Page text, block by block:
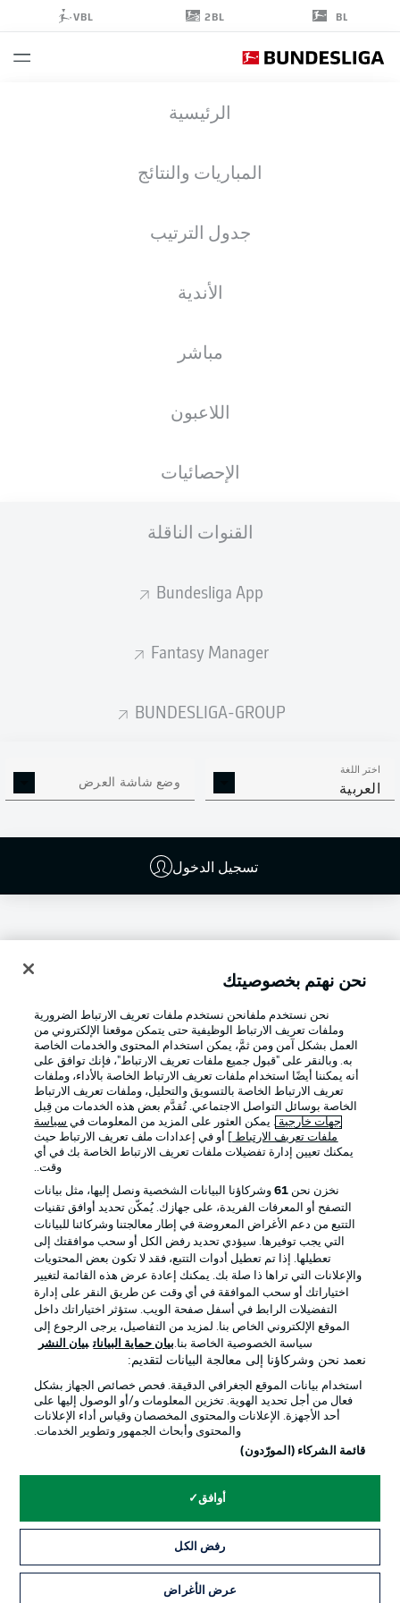
BL
2BL
VBL
الرئيسية
المباريات والنتائج
جدول الترتيب
الأندية
مباشر
اللاعبون
الإحصائيات
القنوات الناقلة
Bundesliga App
Fantasy Manager
BUNDESLIGA-GROUP
اختر اللغة
العربية وضع شاشة العرض
تسجيل الدخول
EINTRACHT BRAUNSCHWEIG
03.03.1978
Football as it's meant to be
Official Partners
القنوات الناقلة
الوظائف جهة النشر
نحن نهتم بخصوصيتك
نحن نستخدم ملفانحن نستخدم ملفات تعريف الارتباط الضرورية
وملفات تعريف الارتباط الوظيفية حتى يتمكن موقعنا الإلكتروني من
العمل بشكل آمن ومن ثمَّ، يمكن استخدام المحتوى والخدمات الخاصة
به. وبالنقر على "قبول جميع ملفات تعريف الارتباط"، فإنك توافق على
أنه يمكننا أيضًا استخدام ملفات تعريف الارتباط الخاصة بالأداء، وملفات
تعريف الارتباط الخاصة بالتسويق والتحليل، وملفات تعريف الارتباط
الخاصة بوسائل التواصل الاجتماعي. تُقدَّم بعض هذه الخدمات من قِبل
جهات خارجية . يمكن العثور على المزيد من المعلومات في سياسة
ملفات تعريف الارتباط
] أو في إعدادات ملف تعريف الارتباط حيث
يمكنك تعيين إدارة تفضيلات ملفات تعريف الارتباط الخاصة بك في أي
وقت..
نخزن نحن 61وشركاؤنا البيانات الشخصية ونصل إليها، مثل بيانات
التصفح أو المعرفات الفريدة، على جهازك. يُمكّن تحديد أوافق تقنيات
التتبع من دعم الأغراض المعروضة في إطار معالجتنا وشركائنا للبيانات
التي يجب توفيرها. سيؤدي تحديد رفض الكل أو سحب موافقتك إلى
تعطيلها. إذا تم تعطيل أدوات التتبع، فقد لا تكون بعض المحتويات
والإعلانات التي تراها ذا صلة بك. يمكنك إعادة عرض هذه القائمة لتغيير
اختياراتك أو سحب الموافقة في أي وقت عن طريق النقر على إدارة
التفضيلات الرابط في أسفل صفحة الويب. ستؤثر اختياراتك داخل
الموقع الإلكتروني الخاص بنا. لمزيد من التفاصيل، يرجى الرجوع إلى
سياسة الخصوصية الخاصة بنا.بيان حماية البيانات بيان النشر
نعمد نحن وشركاؤنا إلى معالجة البيانات لتقديم:
استخدام بيانات الموقع الجغرافي الدقيقة. فحص خصائص الجهاز بشكل
فعال من أجل تحديد الهوية. تخزين المعلومات و/أو الوصول إليها على
أحد الأجهزة. الإعلانات والمحتوى المخصصان وقياس أداء الإعلانات
والمحتوى وأبحاث الجمهور وتطوير الخدمات.
قائمة الشركاء (المورّدون)
أوافق
رفض الكل
عرض الأغراض